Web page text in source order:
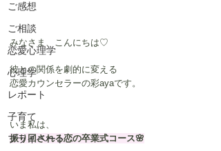
ご感想
ご相談
恋愛心理学
心理学
レポート
子育て
プライベート
みなさま、こんにちは♡
彼との関係を劇的に変える
恋愛カウンセラーの彩ayaです。
いま私は、
振り回される恋の卒業式コース🌸